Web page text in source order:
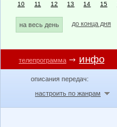
10 11 12 13 14 15
на весь день до конца дня
телепрограмма инфо
описания передач:
настроить по жанрам